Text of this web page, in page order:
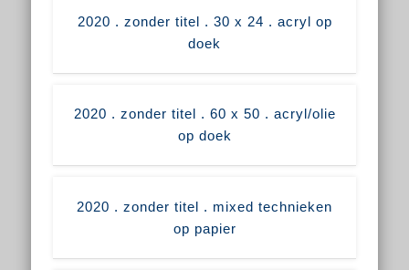
2020 . zonder titel . 30 x 24 . acryl op
doek
2020 . zonder titel . 60 x 50 . acryl/olie
op doek
2020 . zonder titel . mixed technieken
op papier